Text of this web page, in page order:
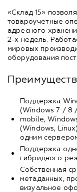
«Склад 15»
товароучетные
адресного
2-х недель.
мировых
оборудования
Поддержка
(Windows 7 / 8
mobile,
(Windows,
одним
Поддержка
гибридного
Собственная
метаданных,
визуальное